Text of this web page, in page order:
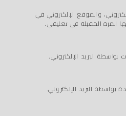
والموقع الإلكتروني في
المرة المقبلة في تعليقي.
بواسطة البريد الإلكتروني.
بواسطة البريد الإلكتروني.